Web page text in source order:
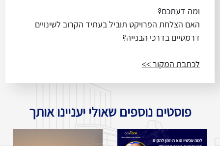
ומה דעתכם?
האם הצלחת הפרויקט תוביל בעתיד הקרוב לשינויים
דרמטיים בדרכי הבנייה?
לכתבת המקור >>
פוסטים נוספים שאולי יעניינו אותך